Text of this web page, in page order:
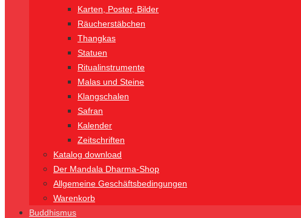
Karten, Poster, Bilder
Räucherstäbchen
Thangkas
Statuen
Ritualinstrumente
Malas und Steine
Klangschalen
Safran
Kalender
Zeitschriften
Katalog download
Der Mandala Dharma-Shop
Allgemeine Geschäftsbedingungen
Warenkorb
Buddhismus